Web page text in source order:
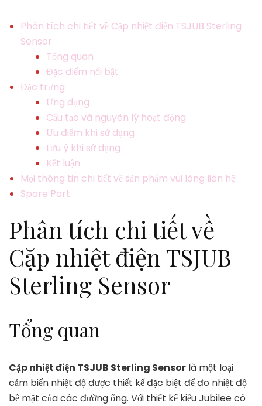
Phân tích chi tiết về Cặp nhiệt điện TSJUB Sterling
Sensor
Tổng quan
Đặc điểm nổi bật
Đặc trưng
Ứng dụng
Cấu tạo và nguyên lý hoạt động
Ưu điểm khi sử dụng
Lưu ý khi sử dụng
Kết luận
Mọi thông tin chi tiết về sản phẩm vui lòng liên hệ:
Spare Part
Phân tích chi tiết về
Cặp nhiệt điện TSJUB
Sterling Sensor
Tổng quan
Cặp nhiệt điện TSJUB Sterling Sensor là một loại
cảm biến nhiệt độ được thiết kế đặc biệt để đo nhiệt độ
bề mặt của các đường ống. Với thiết kế kiểu Jubilee có